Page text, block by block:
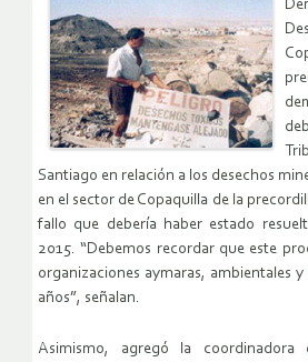
Santiago en relación a los desechos
en el sector de Copaquilla de la
fallo que debería haber estado
2015. “Debemos recordar que este
organizaciones aymaras, ambientales
años”, señalan.
Asimismo, agregó la